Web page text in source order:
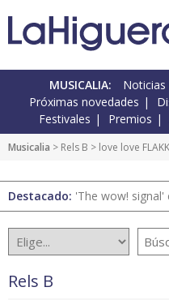
MUSICALIA: Noticias
Próximas novedades
Festivales
Premios
Musicalia > Rels B > love love FLAKK
Destacado: 'The wow!
Rels B